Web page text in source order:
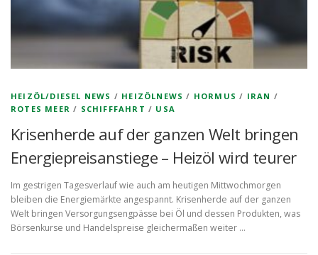
HEIZÖL/DIESEL NEWS / HEIZÖLNEWS / HORMUS / IRAN /
ROTES MEER / SCHIFFFAHRT / USA
Krisenherde auf der ganzen Welt bringen
Energiepreisanstiege – Heizöl wird teurer
Im gestrigen Tagesverlauf wie auch am heutigen Mittwochmorgen
bleiben die Energiemärkte angespannt. Krisenherde auf der ganzen
Welt bringen Versorgungsengpässe bei Öl und dessen Produkten, was
Börsenkurse und Handelspreise gleichermaßen weiter …